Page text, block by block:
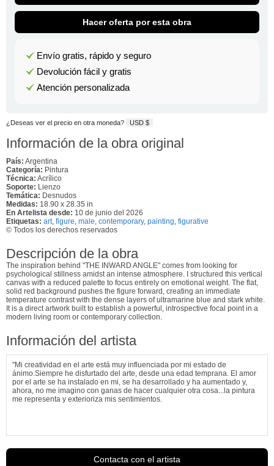
Hacer oferta por esta obra
Envío gratis, rápido y seguro
Devolución fácil y gratis
Atención personalizada
¿Deseas ver el precio en otra moneda? USD $
Información de la obra original
País: Argentina
Categoría: Pintura
Técnica: Acrílico
Soporte: Lienzo
Temática: Desnudos
Medidas: 18.90 x 28.35 in
En Artelista desde: 10 de junio del 2026
Etiquetas: art, figure, male, contemporary, painting, figurative
© Todos los derechos reservados
Descripción de la obra
The inspiration behind "THE INWARD ANGLE" comes from looking for
psychological stillness amidst an intense atmosphere. I structured this vertical
canvas with a reduced palette to focus entirely on emotional weight. The flat,
solid red background pushes the figure forward, creating an immediate
temperature contrast with the dense layers of ultramarine blue and stark white.
It is a direct artwork built to establish a powerful, introspective focal point in a
modern living room or contemporary collection.
Información del artista
"Mi creatividad en el arte está muy influenciada por mi estado de
ánimo.Siempre he disfurtado del arte, desde una edad temprana. El amor
por el arte se ha instalado en mi, se ha desarrollado y ha aumentado y,
ahora, no me imagino con ganas de hacer cualquier otra cosa...la pintura
me representa y exterioriza mis sentimientos.
Estoy interesada en la exploración de mis habilidades naturales, y me
entusiasma el compromiso incuestionable de hacer un arte de acuerdo
Contacta con el artista